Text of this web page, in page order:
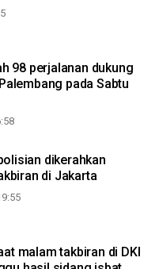
98 perjalanan dukung
pada Sabtu
dikerahkan
di Jakarta
malam takbiran di DKI